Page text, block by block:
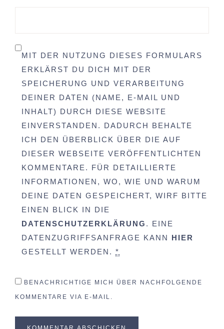
MIT DER NUTZUNG DIESES FORMULARS
ERKLÄRST DU DICH MIT DER
SPEICHERUNG UND VERARBEITUNG
DEINER DATEN (NAME, E-MAIL UND
INHALT) DURCH DIESE WEBSITE
EINVERSTANDEN. DADURCH BEHALTE
ICH DEN ÜBERBLICK ÜBER DIE AUF
DIESER WEBSEITE VERÖFFENTLICHTEN
KOMMENTARE. FÜR DETAILLIERTE
INFORMATIONEN, WO, WIE UND WARUM
DEINE DATEN GESPEICHERT, WIRF BITTE
EINEN BLICK IN DIE
DATENSCHUTZERKLÄRUNG . EINE
DATENZUGRIFFSANFRAGE KANN HIER
GESTELLT WERDEN. *
BENACHRICHTIGE MICH ÜBER NACHFOLGENDE
KOMMENTARE VIA E-MAIL.